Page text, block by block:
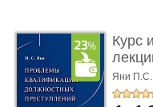
Курс
Яни П.С.